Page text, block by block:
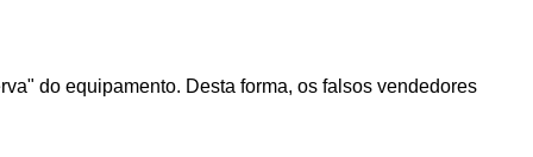
do equipamento. Desta forma, os falsos vendedores